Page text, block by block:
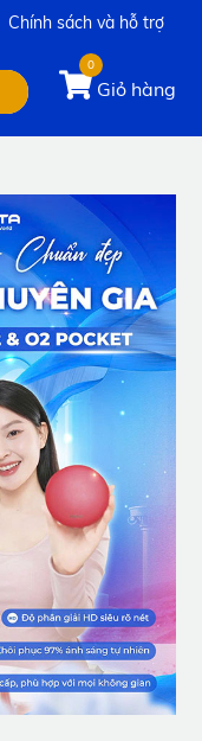
Chính sách và hỗ trợ
0
Giỏ hàng